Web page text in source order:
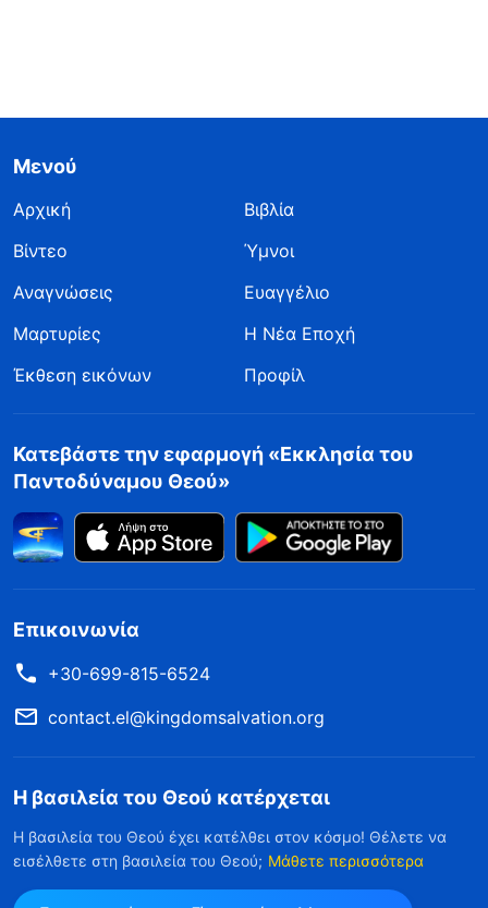
Μενού
Αρχική
Βιβλία
Βίντεο
Ύμνοι
Αναγνώσεις
Ευαγγέλιο
Μαρτυρίες
Η Νέα Εποχή
Έκθεση εικόνων
Προφίλ
Κατεβάστε την εφαρμογή «Εκκλησία του
Παντοδύναμου Θεού»
Επικοινωνία
+30-699-815-6524
contact.el@kingdomsalvation.org
Η βασιλεία του Θεού κατέρχεται
Η βασιλεία του Θεού έχει κατέλθει στον κόσμο! Θέλετε να
εισέλθετε στη βασιλεία του Θεού; Μάθετε περισσότερα